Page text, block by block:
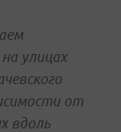
улицах
от
вдоль